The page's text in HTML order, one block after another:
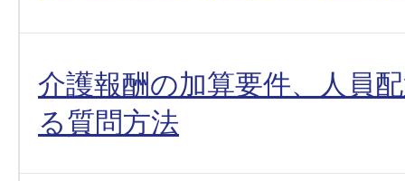
介護報酬の加算要件、人員
る質問方法